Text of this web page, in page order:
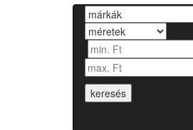
keresés